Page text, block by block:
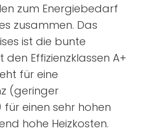
zum Energiebedarf
zusammen. Das
ist die bunte
Effizienzklassen A+
für eine
(geringer
einen sehr hohen
hohe Heizkosten.